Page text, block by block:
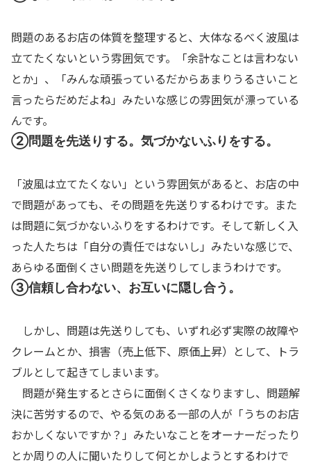
問題のあるお店の体質を整理すると、大体なるべく波風は
立てたくないという雰囲気です。「余計なことは言わない
とか」、「みんな頑張っているだからあまりうるさいこと
言ったらだめだよね」みたいな感じの雰囲気が漂っている
んです。
②問題を先送りする。気づかないふりをする。
「波風は立てたくない」という雰囲気があると、お店の中
で問題があっても、その問題を先送りするわけです。また
は問題に気づかないふりをするわけです。そして新しく入
った人たちは「自分の責任ではないし」みたいな感じで、
あらゆる面倒くさい問題を先送りしてしまうわけです。
③信頼し合わない、お互いに隠し合う。
しかし、問題は先送りしても、いずれ必ず実際の故障や
クレームとか、損害（売上低下、原価上昇）として、トラ
ブルとして起きてしまいます。
問題が発生するとさらに面倒くさくなりますし、問題解
決に苦労するので、やる気のある一部の人が「うちのお店
おかしくないですか？」みたいなことをオーナーだったり
とか周りの人に聞いたりして何とかしようとするわけで